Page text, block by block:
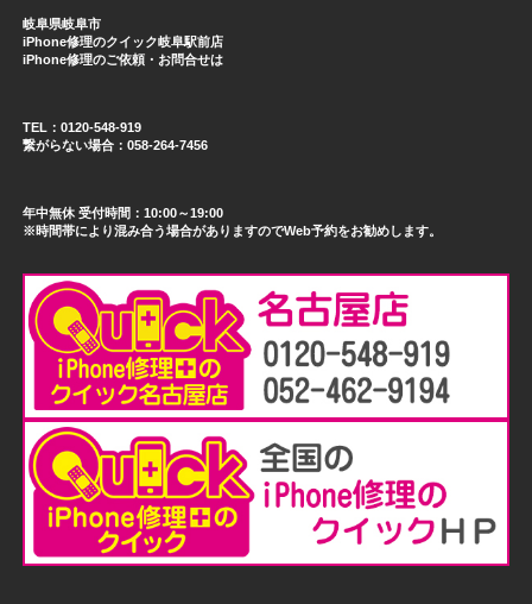
岐阜県岐阜市
iPhone修理のクイック岐阜駅前店
iPhone修理のご依頼・お問合せは
TEL：0120-548-919
繋がらない場合：058-264-7456
年中無休 受付時間：10:00～19:00
※時間帯により混み合う場合がありますのでWeb予約をお勧めします。